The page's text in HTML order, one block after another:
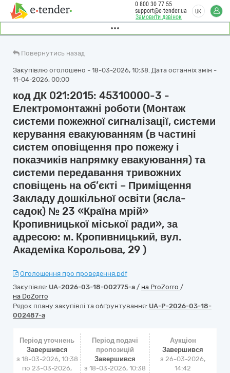
Замовити дзвінок
0 800 30 77 55
support@e-tender.ua
UK
Повернутись назад
Закупівлю оголошено - 18-03-2026, 10:38. Дата останніх змін -
11-04-2026, 00:00
код ДК 021:2015: 45310000-3 -
Електромонтажні роботи (Монтаж
системи пожежної сигналізації, системи
керування евакуюванням (в частині
систем оповіщення про пожежу і
показчиків напрямку евакуювання) та
системи передавання тривожних
сповіщень на об’єкті – Приміщення
Закладу дошкільної освіти (ясла-
садок) № 23 «Країна мрій»
Кропивницької міської ради», за
адресою: м. Кропивницький, вул.
Академіка Корольова, 29 )
Оголошення про проведення.pdf
Закупівля: UA-2026-03-18-002775-a / на ProZorro /
на DoZorro
Рядок плану закупівлі та обґрунтування: UA-P-2026-03-18-
002487-a
Період уточнень
Завершився
з 18-03-2026, 10:38
по 23-03-2026,
Період подачі
пропозицій
Завершився
з 18-03-2026, 10:38
Аукціон
Завершився
з26-03-2026,
14:42